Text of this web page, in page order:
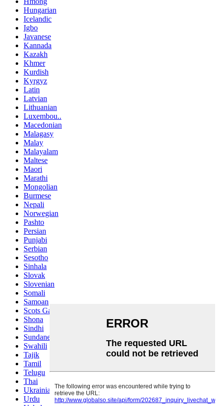
Hungarian
Icelandic
Igbo
Javanese
Kannada
Kazakh
Khmer
Kurdish
Kyrgyz
Latin
Latvian
Lithuanian
Luxembou..
Macedonian
Malagasy
Malay
Malayalam
Maltese
Maori
Marathi
Mongolian
Burmese
Nepali
Norwegian
Pashto
Persian
Punjabi
Serbian
Sesotho
Sinhala
Slovak
Slovenian
Somali
Samoan
Scots Gaelic
Shona
Sindhi
Sundanese
Swahili
Tajik
Tamil
Telugu
Thai
Ukrainian
Urdu